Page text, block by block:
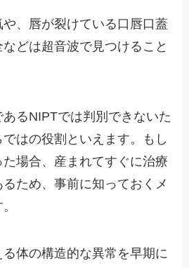
、唇が裂けている口唇口蓋
どは超音波で見つけること
るNIPTでは判別できないた
はの役割といえます。もし
場合、産まれてすぐに治療
ため、事前に知っておくメ
体の構造的な異常を早期に